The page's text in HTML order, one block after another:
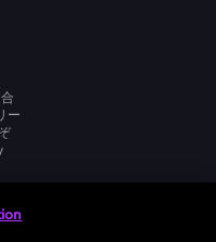
ー